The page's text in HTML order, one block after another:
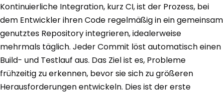
Kontinuierliche Integration, kurz CI, ist der Prozess, bei
dem Entwickler ihren Code regelmäßig in ein gemeinsam
genutztes Repository integrieren, idealerweise
mehrmals täglich. Jeder Commit löst automatisch einen
Build- und Testlauf aus. Das Ziel ist es, Probleme
frühzeitig zu erkennen, bevor sie sich zu größeren
Herausforderungen entwickeln. Dies ist der erste